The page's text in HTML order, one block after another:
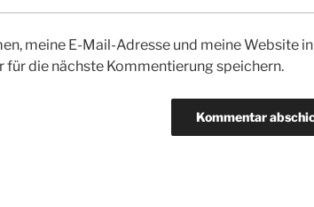
meine E-Mail-Adresse und meine Website in
für die nächste Kommentierung speichern.